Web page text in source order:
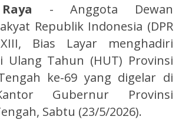
- Anggota Dewan
Republik Indonesia (DPR
Bias Layar menghadiri
Ulang Tahun (HUT) Provinsi
ke-69 yang digelar di
Gubernur Provinsi
Sabtu (23/5/2026).